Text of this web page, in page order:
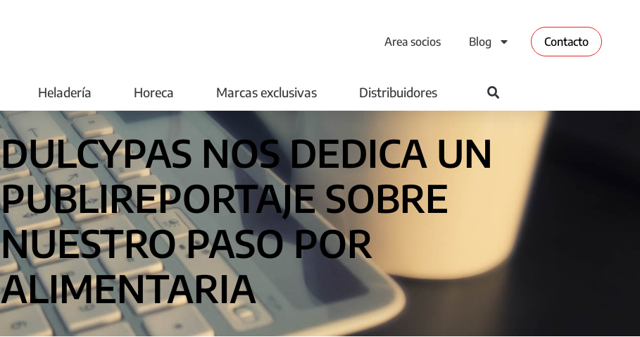
Area socios Blog Contacto
Heladería Horeca Marcas exclusivas Distribuidores
DULCYPAS NOS DEDICA UN
PUBLIREPORTAJE SOBRE
NUESTRO PASO POR
ALIMENTARIA